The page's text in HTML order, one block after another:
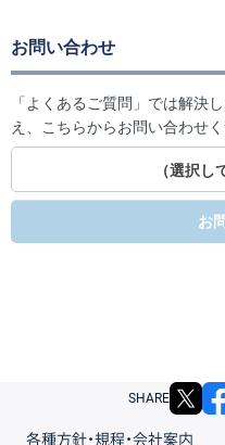
お問い合わせ
「よくあるご質問」では解決
え、こちらからお問い合わせく
（選択し
お
SHARE
各種方針・規程・会社案内